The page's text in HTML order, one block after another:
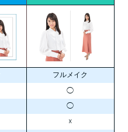
フルメイク
◯
◯
☓